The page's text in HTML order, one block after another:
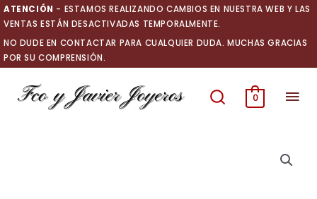
Ir
al
contenido
ATENCIÓN - ESTAMOS REALIZANDO CAMBIOS EN NUESTRA WEB Y LAS
VENTAS ESTÁN DESACTIVADAS TEMPORALMENTE.
NO DUDE EN CONTACTAR PARA CUALQUIER DUDA. MUCHAS GRACIAS
POR SU COMPRENSIÓN.
0